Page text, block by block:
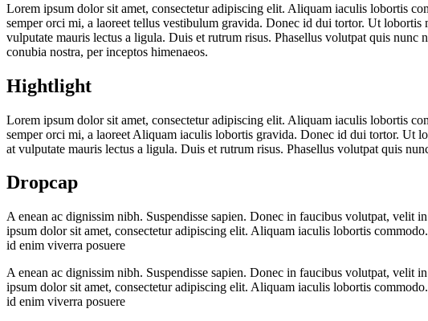
Lorem ipsum dolor sit amet, consectetur adipiscing elit. Aliquam iaculis lobortis
semper orci mi, a laoreet tellus vestibulum gravida. Donec id dui tortor. Ut
vulputate mauris lectus a ligula. Duis et rutrum risus. Phasellus volutpat quis
conubia nostra, per inceptos himenaeos.
Hightlight
Lorem ipsum dolor sit amet, consectetur adipiscing elit. Aliquam iaculis lobortis
semper orci mi, a laoreet Aliquam iaculis lobortis gravida. Donec id dui tortor. Ut
at vulputate mauris lectus a ligula. Duis et rutrum risus. Phasellus volutpat quis
Dropcap
A enean ac dignissim nibh. Suspendisse sapien. Donec in faucibus volutpat, velit
ipsum dolor sit amet, consectetur adipiscing elit. Aliquam iaculis lobortis
id enim viverra posuere
A enean ac dignissim nibh. Suspendisse sapien. Donec in faucibus volutpat, velit
ipsum dolor sit amet, consectetur adipiscing elit. Aliquam iaculis lobortis
id enim viverra posuere